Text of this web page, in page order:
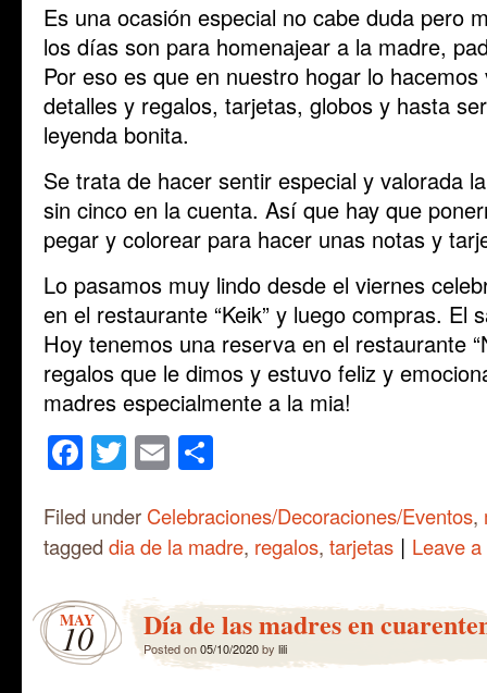
Es una ocasión especial no cabe duda pero
los días son para homenajear a la madre,
Por eso es que en nuestro hogar lo
detalles y regalos, tarjetas, globos y hasta
leyenda bonita.
Se trata de hacer sentir especial y valorada
sin cinco en la cuenta. Así que hay que
pegar y colorear para hacer unas notas y
Lo pasamos muy lindo desde el viernes
en el restaurante “Keik” y luego compras. El
Hoy tenemos una reserva en el restaurante
regalos que le dimos y estuvo feliz y
madres especialmente a la mia!
Facebook
Twitter
Email
Filed under Celebraciones/Decoraciones/Eventos,
tagged dia de la madre, regalos, tarjetas | Leave
MAY
10 Día de las madres en
Posted on05/10/2020by lili